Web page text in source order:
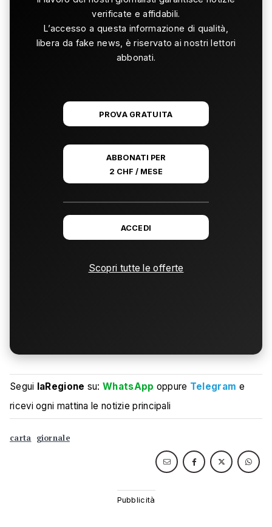
verificate e affidabili.
L’accesso a questa informazione di qualità,
libera da fake news, è riservato ai nostri lettori
abbonati.
PROVA GRATUITA
ABBONATI PER
2 CHF / MESE
ACCEDI
Scopri tutte le offerte
Segui laRegione su:WhatsApp oppure Telegram e
ricevi ogni mattina le notizie principali
carta giornale